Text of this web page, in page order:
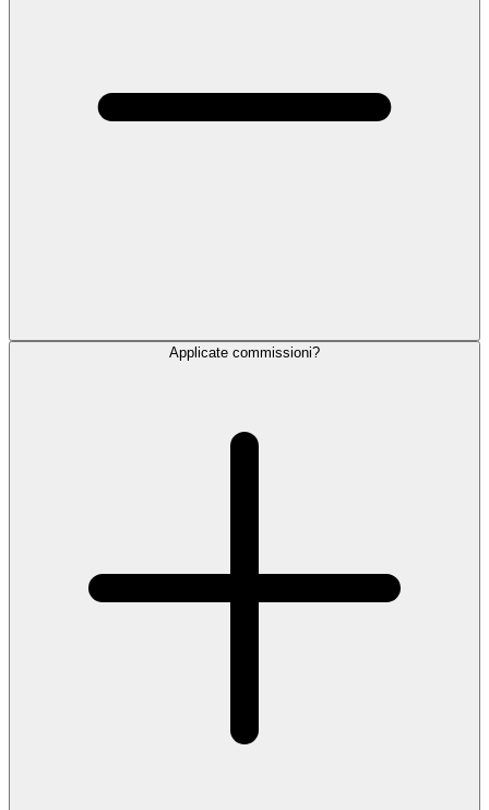
Applicate commissioni?